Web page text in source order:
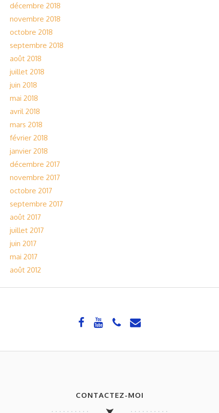
décembre 2018
novembre 2018
octobre 2018
septembre 2018
août 2018
juillet 2018
juin 2018
mai 2018
avril 2018
mars 2018
février 2018
janvier 2018
décembre 2017
novembre 2017
octobre 2017
septembre 2017
août 2017
juillet 2017
juin 2017
mai 2017
août 2012
CONTACTEZ-MOI